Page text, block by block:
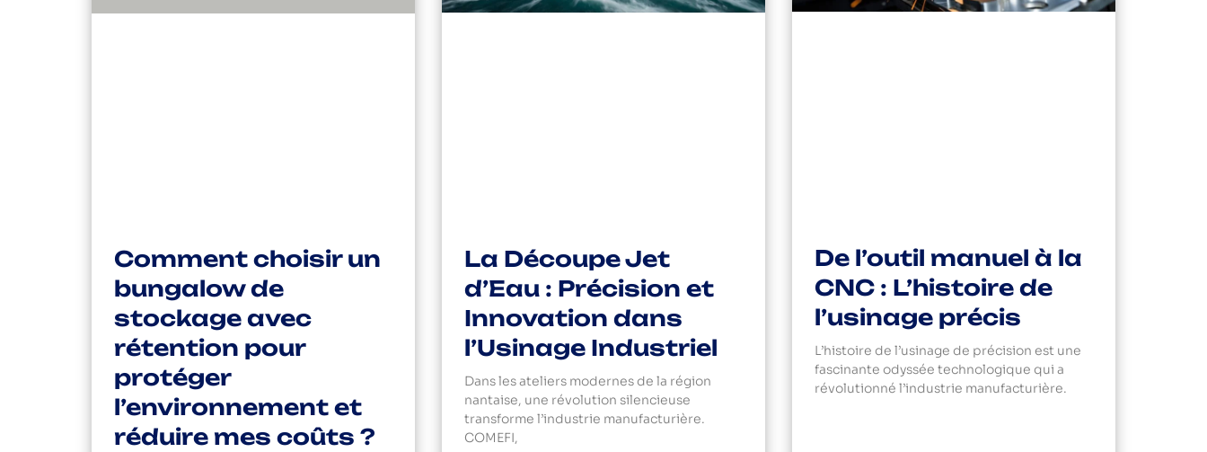
Comment choisir un
bungalow de
stockage avec
rétention pour
protéger
l’environnement et
réduire mes coûts ?
La Découpe Jet
d’Eau : Précision et
Innovation dans
l’Usinage Industriel
Dans les ateliers modernes de la région
nantaise, une révolution silencieuse
transforme l’industrie manufacturière.
COMEFI,
De l’outil manuel à la
CNC : L’histoire de
l’usinage précis
L’histoire de l’usinage de précision est une
fascinante odyssée technologique qui a
révolutionné l’industrie manufacturière.